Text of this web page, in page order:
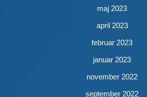
maj 2023
april 2023
februar 2023
januar 2023
november 2022
september 2022